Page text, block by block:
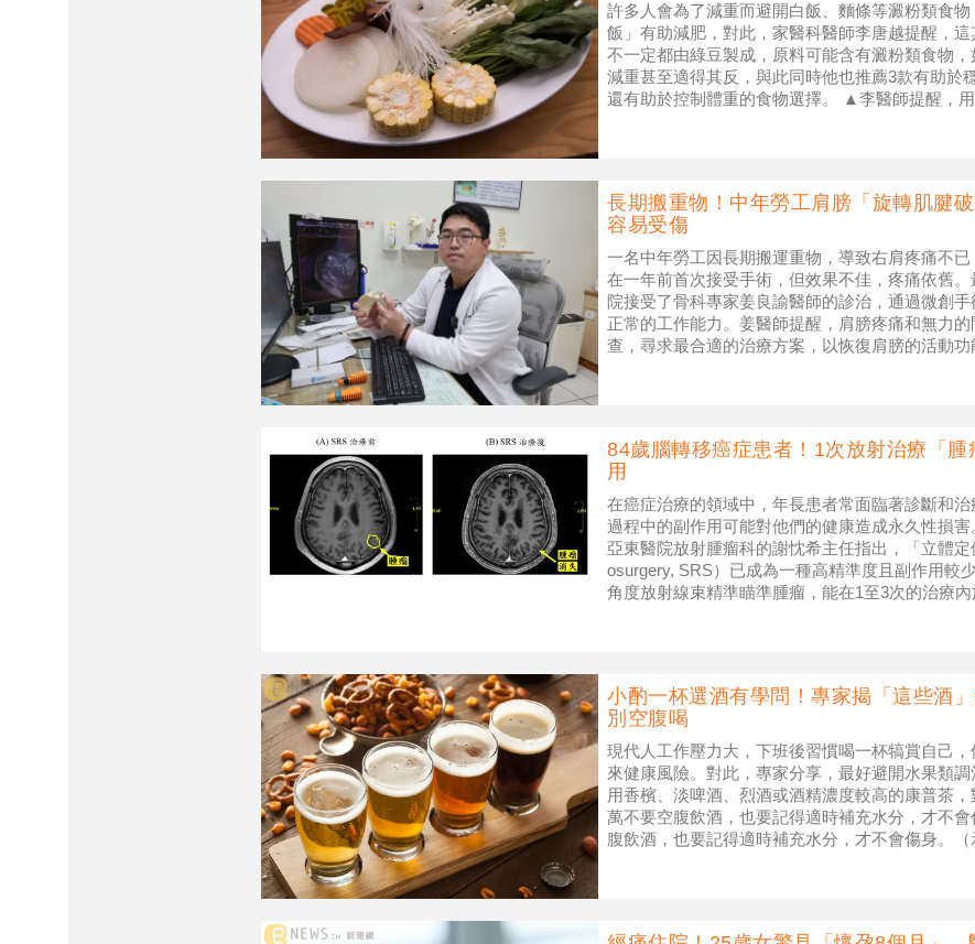
許多人會為了減重而避開白飯、麵條等澱粉類食
飯」有助減肥，對此，家醫科醫師李唐越提醒，
不一定都由綠豆製成，原料可能含有澱粉類食物
減重甚至適得其反，與此同時他也推薦3款有助於
還有助於控制體重的食物選擇。 ▲李醫師提醒，
長期搬重物！中年勞工肩膀「旋轉肌腱
容易受傷
一名中年勞工因長期搬運重物，導致右肩疼痛不
在一年前首次接受手術，但效果不佳，疼痛依舊
院接受了骨科專家姜良諭醫師的診治，通過微創
正常的工作能力。姜醫師提醒，肩膀疼痛和無力
查，尋求最合適的治療方案，以恢復肩膀的活動
84歲腦轉移癌症患者！1次放射治療「
用
在癌症治療的領域中，年長患者常面臨著診斷和
過程中的副作用可能對他們的健康造成永久性損害
亞東醫院放射腫瘤科的謝忱希主任指出，「立體
osurgery, SRS）已成為一種高精準度且副作用較
角度放射線束精準瞄準腫瘤，能在1至3次的治療
小酌一杯選酒有學問！專家揭「這些酒
別空腹喝
現代人工作壓力大，下班後習慣喝一杯犒賞自己
來健康風險。對此，專家分享，最好避開水果類
用香檳、淡啤酒、烈酒或酒精濃度較高的康普茶
萬不要空腹飲酒，也要記得適時補充水分，才不
腹飲酒，也要記得適時補充水分，才不會傷身。